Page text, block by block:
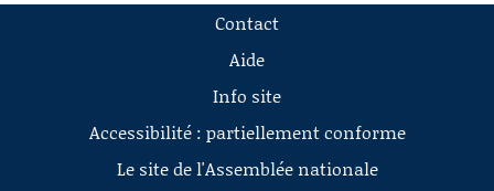
Contact
Aide
Info site
Accessibilité : partiellement conforme
Le site de l'Assemblée nationale